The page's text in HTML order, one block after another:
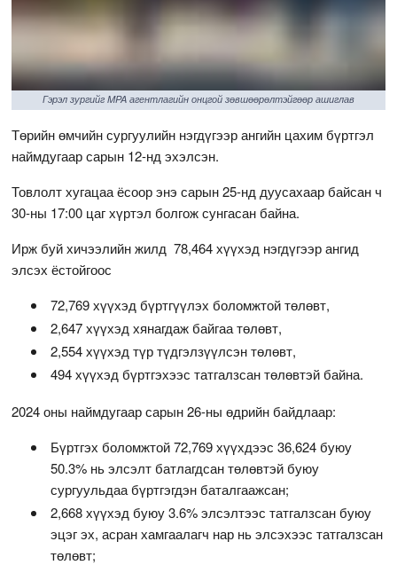
Гэрэл зургийг MPA агентлагийн онцгой зөвшөөрөлтэйгөөр ашиглав
Төрийн өмчийн сургуулийн нэгдүгээр ангийн цахим бүртгэл
наймдугаар сарын 12-нд эхэлсэн.
Товлолт хугацаа ёсоор энэ сарын 25-нд дуусахаар байсан ч
30-ны 17:00 цаг хүртэл болгож сунгасан байна.
Ирж буй хичээлийн жилд 78,464 хүүхэд нэгдүгээр ангид
элсэх ёстойгоос
72,769 хүүхэд бүртгүүлэх боломжтой төлөвт,
2,647 хүүхэд хянагдаж байгаа төлөвт,
2,554 хүүхэд түр түдгэлзүүлсэн төлөвт,
494 хүүхэд бүртгэхээс татгалзсан төлөвтэй байна.
2024 оны наймдугаар сарын 26-ны өдрийн байдлаар:
Бүртгэх боломжтой 72,769 хүүхдээс 36,624 буюу
50.3% нь элсэлт батлагдсан төлөвтэй буюу
сургуульдаа бүртгэгдэн баталгаажсан;
2,668 хүүхэд буюу 3.6% элсэлтээс татгалзсан буюу
эцэг эх, асран хамгаалагч нар нь элсэхээс татгалзсан
төлөвт;